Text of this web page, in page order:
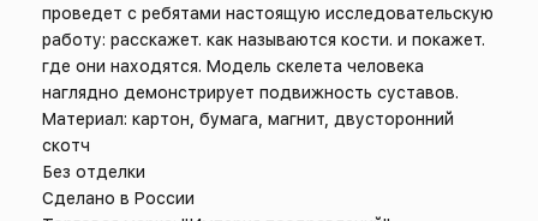
проведет с ребятами настоящую исследовательскую
работу: расскажет. как называются кости. и покажет.
где они находятся. Модель скелета человека
наглядно демонстрирует подвижность суставов.
Материал: картон, бумага, магнит, двусторонний
скотч
Без отделки
Сделано в России